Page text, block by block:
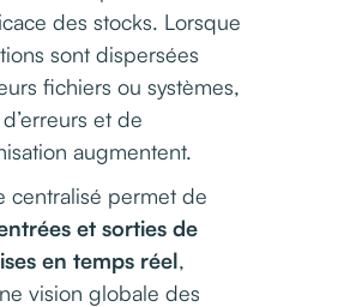
des stocks. Lorsque
sont dispersées
fichiers ou systèmes,
et de
augmentent.
centralisé permet de
et sorties de
en temps réel,
vision globale des